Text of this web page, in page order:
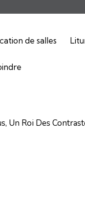
de salles
Un Roi Des